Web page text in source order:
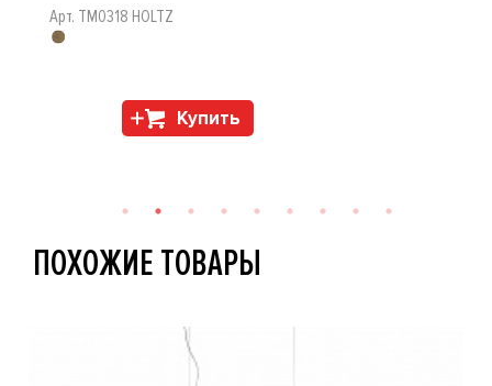
Арт. TM0318 HOLTZ
Купить
ПОХОЖИЕ ТОВАРЫ